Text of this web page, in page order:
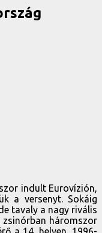
indult Eurovízión,
a versenyt. Sokáig
tavaly a nagy rivális
zsinórban háromszor